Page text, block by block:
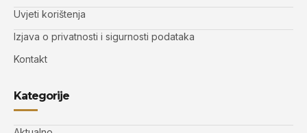
Uvjeti korištenja
Izjava o privatnosti i sigurnosti podataka
Kontakt
Kategorije